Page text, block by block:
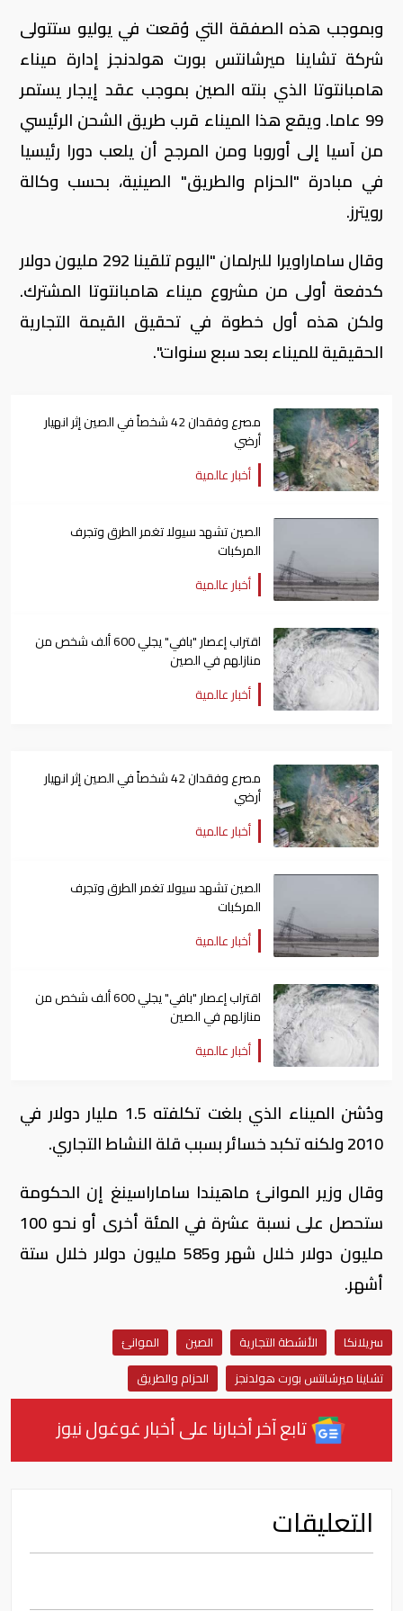
وبموجب هذه الصفقة التي وُقعت في يوليو ستتولى
شركة تشاينا ميرشانتس بورت هولدنجز إدارة ميناء
هامبانتوتا الذي بنته الصين بموجب عقد إيجار يستمر
99 عاما. ويقع هذا الميناء قرب طريق الشحن الرئيسي
من آسيا إلى أوروبا ومن المرجح أن يلعب دورا رئيسيا
في مبادرة "الحزام والطريق" الصينية، بحسب وكالة
رويترز.
وقال ساماراويرا للبرلمان "اليوم تلقينا 292 مليون دولار
كدفعة أولى من مشروع ميناء هامبانتوتا المشترك.
ولكن هذه أول خطوة في تحقيق القيمة التجارية
الحقيقية للميناء بعد سبع سنوات".
مصرع وفقدان 42 شخصاً في الصين إثر انهيار
أرضي
أخبار عالمية
الصين تشهد سيولا تغمر الطرق وتجرف
المركبات
أخبار عالمية
اقتراب إعصار "بافي" يجلي 600 ألف شخص من
منازلهم في الصين
أخبار عالمية
مصرع وفقدان 42 شخصاً في الصين إثر انهيار
أرضي
أخبار عالمية
الصين تشهد سيولا تغمر الطرق وتجرف
المركبات
أخبار عالمية
اقتراب إعصار "بافي" يجلي 600 ألف شخص من
منازلهم في الصين
أخبار عالمية
ودُشن الميناء الذي بلغت تكلفته 1.5 مليار دولار في
2010 ولكنه تكبد خسائر بسبب قلة النشاط التجاري.
وقال وزير الموانئ ماهيندا ساماراسينغ إن الحكومة
ستحصل على نسبة عشرة في المئة أخرى أو نحو 100
مليون دولار خلال شهر و585 مليون دولار خلال ستة
أشهر.
سريلانكا الأنشطة التجارية الصين
الموانئ
تشاينا ميرشانتس بورت هولدنجز
الحزام والطريق
تابع آخر أخبارنا على أخبار غوغول نيوز
التعليقات